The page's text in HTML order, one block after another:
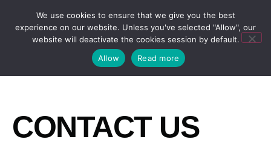
CONTACT US
We use cookies to ensure that we give you the best
experience on our website. Unless you've selected "Allow", our
website will deactivate the cookies session by default.
Allow
Read more